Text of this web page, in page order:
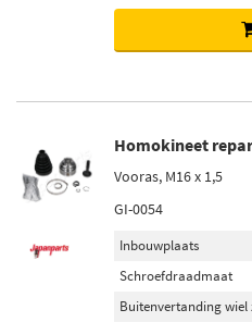
Homokineet
Vooras, M16 x 1,5
GI-0054
Inbouwplaats
Schroefdraadmaat
Buitenvertanding wiel